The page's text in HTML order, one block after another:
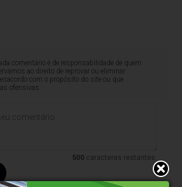
comentário é de responsabilidade de quem
ao direito de reprovar ou eliminar
com o propósito do site ou que
ofensivas.
500 caracteres restantes.